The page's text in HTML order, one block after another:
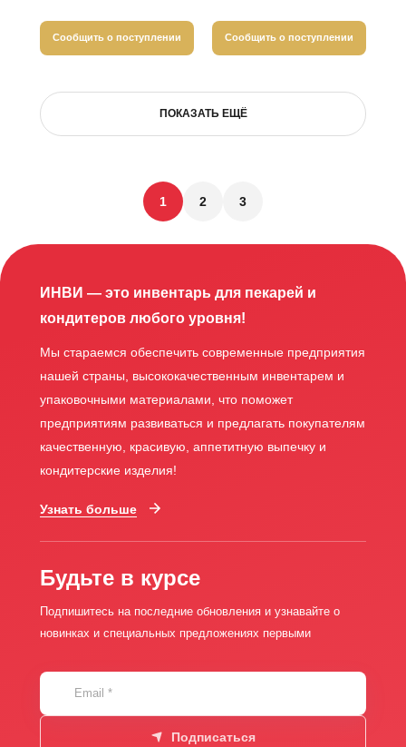
Сообщить о поступлении Сообщить о поступлении
ПОКАЗАТЬ ЕЩЁ
1 2 3
ИНВИ — это инвентарь для пекарей и
кондитеров любого уровня!
Мы стараемся обеспечить современные предприятия
нашей страны, высококачественным инвентарем и
упаковочными материалами, что поможет
предприятиям развиваться и предлагать покупателям
качественную, красивую, аппетитную выпечку и
кондитерские изделия!
Узнать больше
Будьте в курсе
Подпишитесь на последние обновления и узнавайте о
новинках и специальных предложениях первыми
Email *
Подписаться